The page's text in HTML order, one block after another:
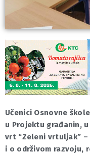
Učenici Osnovne
u Projektu građanin,
vrt “Zeleni vrtuljak”
i o održivom razvoju,